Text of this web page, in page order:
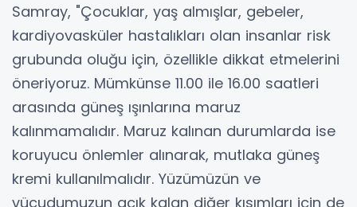
Samray, "Çocuklar, yaş almışlar, gebeler,
kardiyovasküler hastalıkları olan insanlar risk
grubunda oluğu için, özellikle dikkat etmelerini
öneriyoruz. Mümkünse 11.00 ile 16.00 saatleri
arasında güneş ışınlarına maruz
kalınmamalıdır. Maruz kalınan durumlarda ise
koruyucu önlemler alınarak, mutlaka güneş
kremi kullanılmalıdır. Yüzümüzün ve
vücudumuzun açık kalan diğer kısımları için de